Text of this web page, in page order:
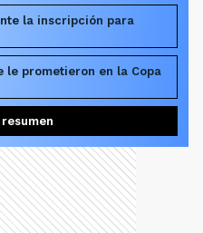
la inscripción para
le prometieron en la Copa